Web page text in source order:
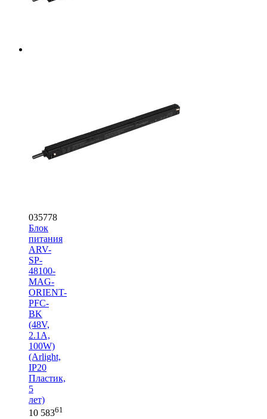
035778
Блок
питания
ARV-
SP-
48100-
MAG-
ORIENT-
PFC-
BK
(48V,
2.1A,
100W)
(Arlight,
IP20
Пластик,
5
лет)
10 58361